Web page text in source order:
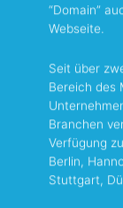
“Domain”
Webseite.
Seit über
Bereich des
Branchen
Verfügung
Berlin,
Stuttgart,